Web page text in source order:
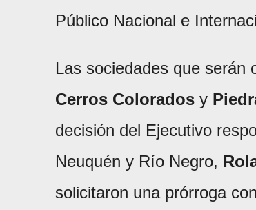
Público Nacional e
Las sociedades que serán
Cerros Colorados y
decisión del Ejecutivo
Neuquén y Río Negro,
solicitaron una prórroga